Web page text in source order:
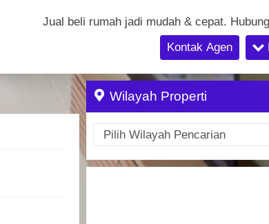
Jual beli rumah jadi mudah & cepat.
Kontak Agen
Wilayah Properti